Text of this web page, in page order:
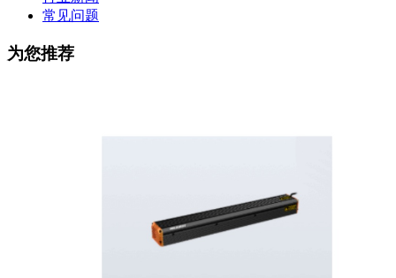
常见问题
为您推荐